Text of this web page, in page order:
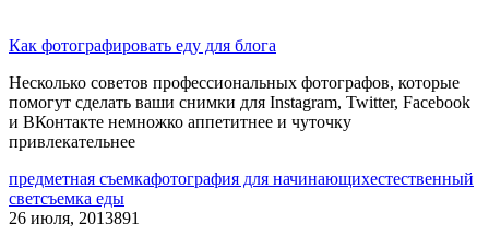
Как фотографировать еду для блога
Несколько советов профессиональных фотографов, которые
помогут сделать ваши снимки для Instagram, Twitter, Facebook
и ВКонтакте немножко аппетитнее и чуточку
привлекательнее
предметная съемкафотография для начинающихестественный
светсъемка еды
26 июля, 2013891